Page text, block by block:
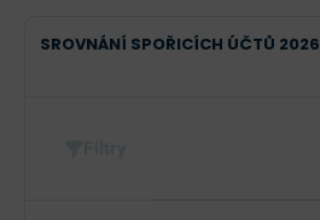
SROVNÁNÍ SPOŘICÍCH ÚČTŮ 2026